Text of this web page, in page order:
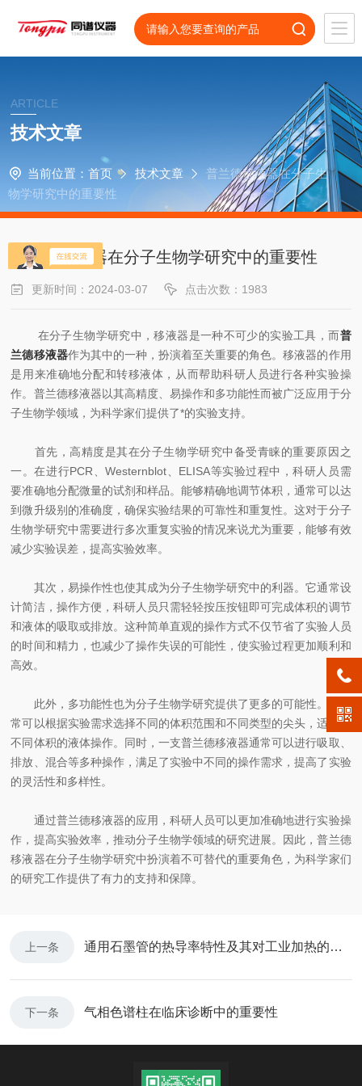
ARTICLE
技术文章
当前位置： 首页 技术文章
普兰德移液器在分子生
物学研究中的重要性
普兰德移液器在分子生物学研究中的重要性
更新时间：2024-03-07 点击次数：1983
在分子生物学研究中，移液器是一种不可少的实验工具，而普
兰德移液器作为其中的一种，扮演着至关重要的角色。移液器的作用
是用来准确地分配和转移液体，从而帮助科研人员进行各种实验操
作。普兰德移液器以其高精度、易操作和多功能性而被广泛应用于分
子生物学领域，为科学家们提供了*的实验支持。
首先，高精度是其在分子生物学研究中备受青睐的重要原因之
一。在进行PCR、Westernblot、ELISA等实验过程中，科研人员需
要准确地分配微量的试剂和样品。能够精确地调节体积，通常可以达
到微升级别的准确度，确保实验结果的可靠性和重复性。这对于分子
生物学研究中需要进行多次重复实验的情况来说尤为重要，能够有效
减少实验误差，提高实验效率。
其次，易操作性也使其成为分子生物学研究中的利器。它通常设
计简洁，操作方便，科研人员只需轻轻按压按钮即可完成体积的调节
和液体的吸取或排放。这种简单直观的操作方式不仅节省了实验人员
的时间和精力，也减少了操作失误的可能性，使实验过程更加顺利和
高效。
此外，多功能性也为分子生物学研究提供了更多的可能性。它通
常可以根据实验需求选择不同的体积范围和不同类型的尖头，适用于
不同体积的液体操作。同时，一支普兰德移液器通常可以进行吸取、
排放、混合等多种操作，满足了实验中不同的操作需求，提高了实验
的灵活性和多样性。
通过普兰德移液器的应用，科研人员可以更加准确地进行实验操
作，提高实验效率，推动分子生物学领域的研究进展。因此，普兰德
移液器在分子生物学研究中扮演着不可替代的重要角色，为科学家们
的研究工作提供了有力的支持和保障。
上一条 通用石墨管的热导率特性及其对工业加热的影响
下一条 气相色谱柱在临床诊断中的重要性